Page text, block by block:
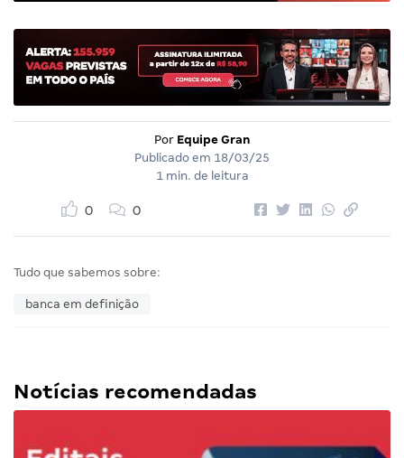
Por Equipe Gran
Publicado em 18/03/25
1 min. de leitura
0 0
Tudo que sabemos sobre:
banca em definição
Notícias recomendadas